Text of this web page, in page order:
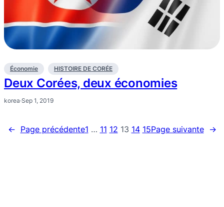
Économie HISTOIRE DE CORÉE
Deux Corées, deux économies
korea·Sep 1, 2019
← Page précédente1 … 11 12 13 14 15Page suivante →